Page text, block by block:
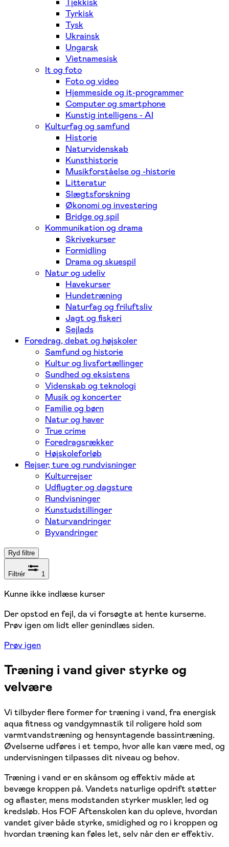
Tyrkisk
Tysk
Ukrainsk
Ungarsk
Vietnamesisk
It og foto
Foto og video
Hjemmeside og it-programmer
Computer og smartphone
Kunstig intelligens - AI
Kulturfag og samfund
Historie
Naturvidenskab
Kunsthistorie
Musikforståelse og -historie
Litteratur
Slægtsforskning
Økonomi og investering
Bridge og spil
Kommunikation og drama
Skrivekurser
Formidling
Drama og skuespil
Natur og udeliv
Havekurser
Hundetræning
Naturfag og friluftsliv
Jagt og fiskeri
Sejlads
Foredrag, debat og højskoler
Samfund og historie
Kultur og livsfortællinger
Sundhed og eksistens
Videnskab og teknologi
Musik og koncerter
Familie og børn
Natur og haver
True crime
Foredragsrækker
Højskoleforløb
Rejser, ture og rundvisninger
Kulturrejser
Udflugter og dagsture
Rundvisninger
Kunstudstillinger
Naturvandringer
Byvandringer
Ryd filtre
Filtrér 1
Kunne ikke indlæse kurser
Der opstod en fejl, da vi forsøgte at hente kurserne.
Prøv igen om lidt eller genindlæs siden.
Prøv igen
Træning i vand giver styrke og
velvære
Vi tilbyder flere former for træning i vand, fra energisk
aqua fitness og vandgymnastik til roligere hold som
varmtvandstræning og hensyntagende bassintræning.
Øvelserne udføres i et tempo, hvor alle kan være med, og
undervisningen tilpasses dit niveau og behov.
Træning i vand er en skånsom og effektiv måde at
bevæge kroppen på. Vandets naturlige opdrift støtter
og aflaster, mens modstanden styrker muskler, led og
kredsløb. Hos FOF Aftenskolen kan du opleve, hvordan
vandet giver både styrke, smidighed og ro i kroppen og
hvordan træning kan føles let, selv når den er effektiv.